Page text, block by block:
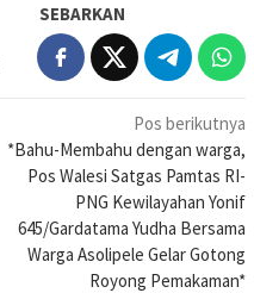
SEBARKAN
Pos berikutnya
*Bahu-Membahu dengan warga,
Pos Walesi Satgas Pamtas RI-
PNG Kewilayahan Yonif
645/Gardatama Yudha Bersama
Warga Asolipele Gelar Gotong
Royong Pemakaman*